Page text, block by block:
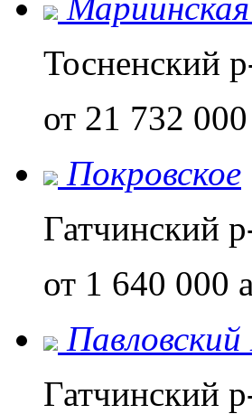
Тосненский
от 21 732 000
Покровское
Гатчинский
от 1 640 000 a
Гатчинский